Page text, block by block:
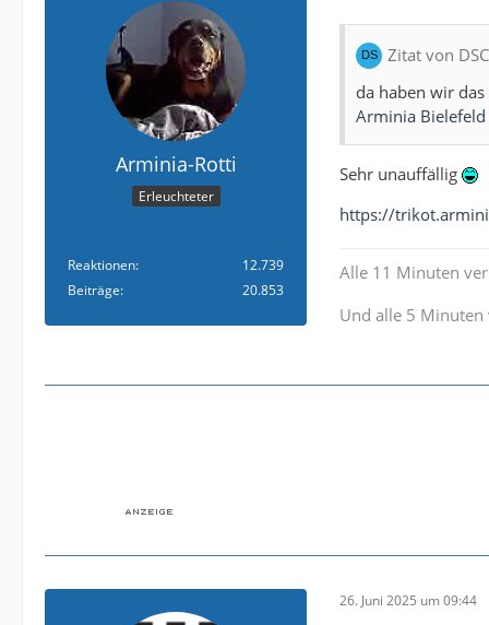
Arminia-Rotti
Erleuchteter
Reaktionen
12.739
Beiträge
20.853
Zitat von
da haben wir
Arminia
Sehr unauffällig
https://
Alle 11 Minuten
Und alle 5
26. Juni 2025 um 09:44